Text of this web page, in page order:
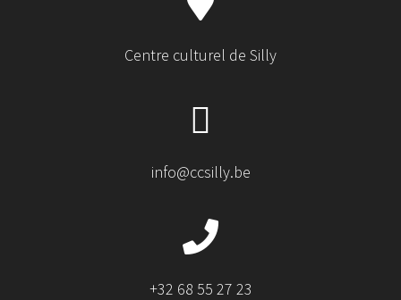
Centre culturel de Silly
info@ccsilly.be
+32 68 55 27 23